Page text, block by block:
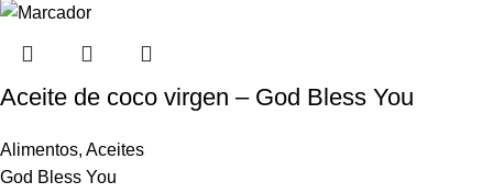
Aceite de coco virgen – God Bless You
Alimentos, Aceites
God Bless You